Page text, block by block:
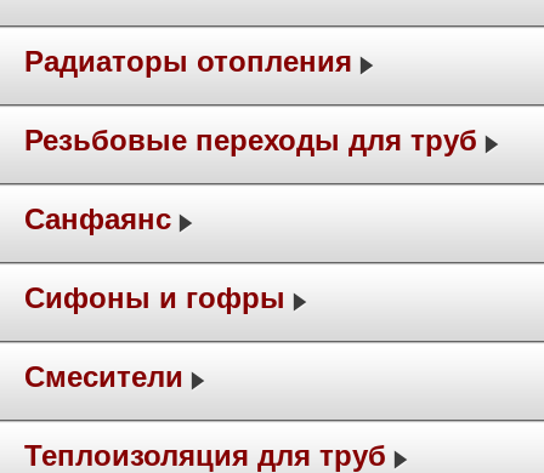
Радиаторы отопления
Резьбовые переходы для труб
Санфаянс
Сифоны и гофры
Смесители
Теплоизоляция для труб